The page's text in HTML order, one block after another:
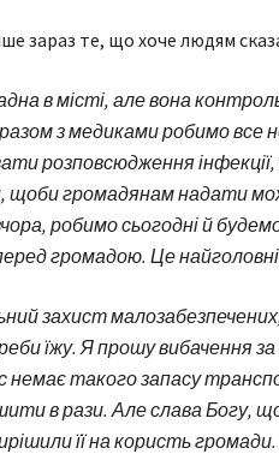
зараз те, що хоче людям
в місті, але вона
з медиками робимо все
розповсюдження
щоби громадянам надати
робимо сьогодні й
громадою. Це
захист
їжу. Я прошу вибачення
немає такого запасу
в рази. Але слава Богу,
її на користь громади.